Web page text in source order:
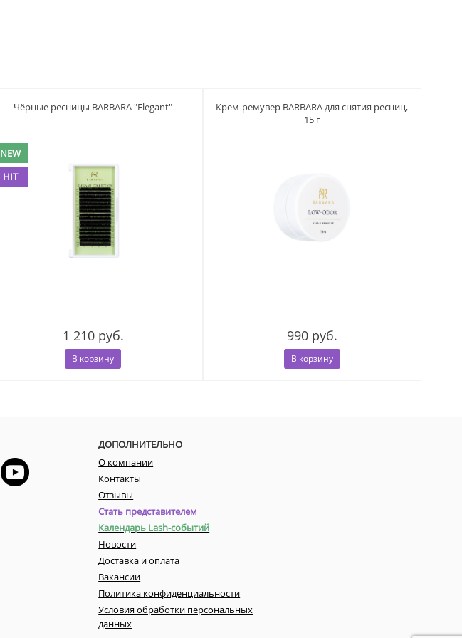
Чёрные ресницы BARBARA "Elegant"
NEW
HIT
1 210 руб.
В корзину
Крем-ремувер BARBARA для снятия ресниц,
15 г
990 руб.
В корзину
ДОПОЛНИТЕЛЬНО
О компании
Контакты
Отзывы
Стать представителем
Календарь Lash-событий
Новости
Доставка и оплата
Вакансии
Политика конфиденциальности
Условия обработки персональных
данных